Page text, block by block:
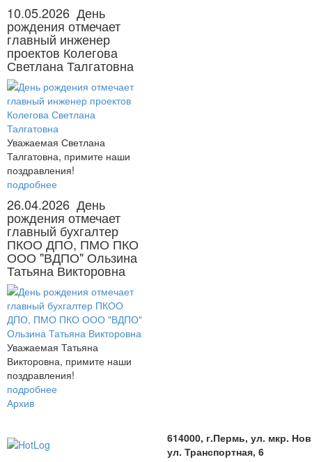
10.05.2026 День
рождения отмечает
главный инженер
проектов Колегова
Светлана Талгатовна
Уважаемая Светлана
Талгатовна, примите наши
поздравления!
подробнее
26.04.2026 День
рождения отмечает
главный бухгалтер
ПКОО ДПО, ПМО ПКО
ООО "ВДПО" Ользина
Татьяна Викторовна
Уважаемая Татьяна
Викторовна, примите наши
поздравления!
подробнее
Архив
614000, г.Пермь, ул. мкр.
ул. Транспортная, 6